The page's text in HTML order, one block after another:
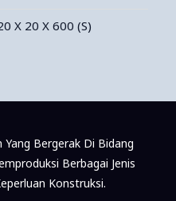
X 20 X 600 (S)
Yang Bergerak Di Bidang
Berbagai Jenis
Konstruksi.